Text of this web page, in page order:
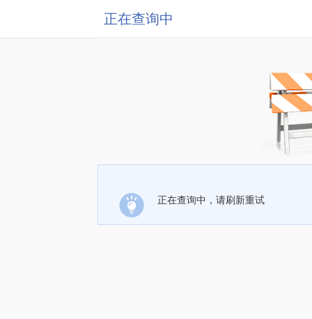
正在查询中
正在查询中，请刷新重试